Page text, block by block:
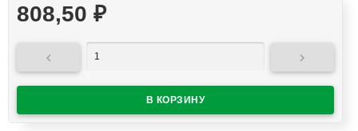
808,50 ₽
 